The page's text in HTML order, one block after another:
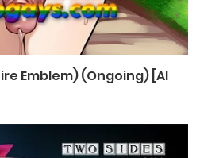
Emblem) (Ongoing) [AI